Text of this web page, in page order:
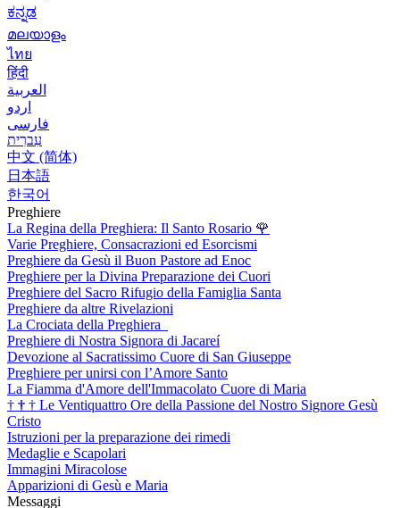
ಕನ್ನಡ
മലയാളം
ไทย
हिंदी
العربية
اردو
فارسی
עִברִית
中文 (简体)
日本語
한국어
Preghiere
La Regina della Preghiera: Il Santo Rosario 🌹
Varie Preghiere, Consacrazioni ed Esorcismi
Preghiere da Gesù il Buon Pastore ad Enoc
Preghiere per la Divina Preparazione dei Cuori
Preghiere del Sacro Rifugio della Famiglia Santa
Preghiere da altre Rivelazioni
La Crociata della Preghiera
Preghiere di Nostra Signora di Jacareí
Devozione al Sacratissimo Cuore di San Giuseppe
Preghiere per unirsi con l’Amore Santo
La Fiamma d'Amore dell'Immacolato Cuore di Maria
† † † Le Ventiquattro Ore della Passione del Nostro Signore Gesù
Cristo
Istruzioni per la preparazione dei rimedi
Medaglie e Scapolari
Immagini Miracolose
Apparizioni di Gesù e Maria
Messaggi